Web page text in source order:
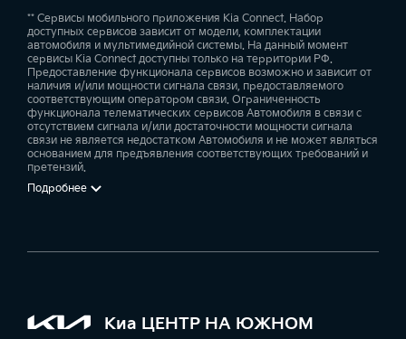
Kia Mohave имеет светодиодную переднюю и
заднюю оптику, большие легкосплавные диски до
20 дюймов, люк с электроприводом, 7-ми местный
салон с кожанными сидениями и даже
вентиляцией.
Такие системы как кругового обзора, круиз
контроль, предотвращения столкновения,
удержания в полосе движения делают Kia Mohave
только у официального дилера Киа Центр на
** Сервисы мобильного приложения Kia Connect. Набор
доступных сервисов зависит от модели, комплектации
автомобиля и мультимедийной системы. На данный момент
сервисы Kia Connect доступны только на территории РФ.
Предоставление функционала сервисов возможно и зависит от
наличия и/или мощности сигнала связи, предоставляемого
соответствующим оператором связи. Ограниченность
функционала телематических сервисов Автомобиля в связи с
отсутствием сигнала и/или достаточности мощности сигнала
связи не является недостатком Автомобиля и не может являться
основанием для предъявления соответствующих требований и
претензий.
Подробнее
Киа ЦЕНТР НА ЮЖНОМ